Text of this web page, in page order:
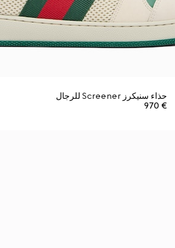
حذاء سنيكرز Screener للرجال
€ 970